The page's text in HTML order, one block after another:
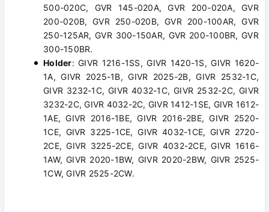
500-020C, GVR 145-020A, GVR 200-020A, GVR
200-020B, GVR 250-020B, GVR 200-100AR, GVR
250-125AR, GVR 300-150AR, GVR 200-100BR, GVR
300-150BR.
Holder: GIVR 1216-1SS, GIVR 1420-1S, GIVR 1620-
1A, GIVR 2025-1B, GIVR 2025-2B, GIVR 2532-1C,
GIVR 3232-1C, GIVR 4032-1C, GIVR 2532-2C, GIVR
3232-2C, GIVR 4032-2C, GIVR 1412-1SE, GIVR 1612-
1AE, GIVR 2016-1BE, GIVR 2016-2BE, GIVR 2520-
1CE, GIVR 3225-1CE, GIVR 4032-1CE, GIVR 2720-
2CE, GIVR 3225-2CE, GIVR 4032-2CE, GIVR 1616-
1AW, GIVR 2020-1BW, GIVR 2020-2BW, GIVR 2525-
1CW, GIVR 2525-2CW.